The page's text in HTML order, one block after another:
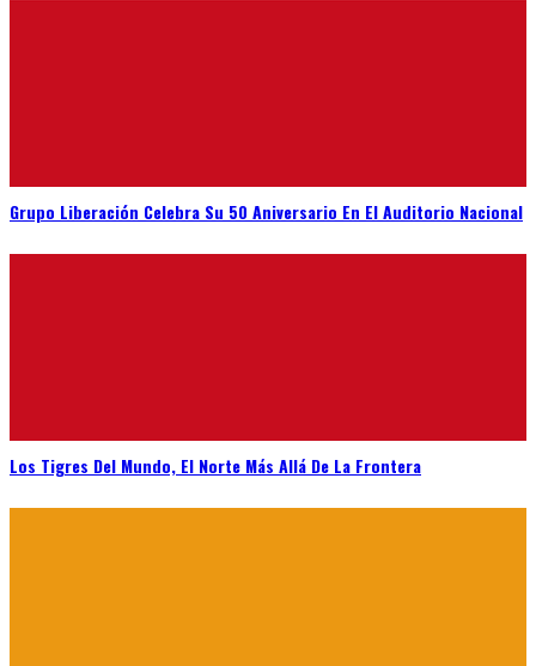
Grupo Liberación Celebra Su 50 Aniversario En El Auditorio Nacional
Los Tigres Del Mundo, El Norte Más Allá De La Frontera